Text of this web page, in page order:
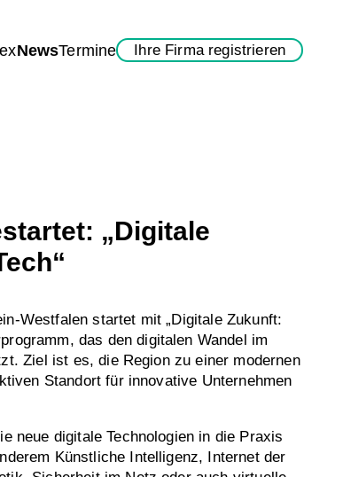
NewsTermine Ihre Firma registrieren
„Digitale
Westfalen startet mit „Digitale Zukunft:
das den digitalen Wandel im
Ziel ist es, die Region zu einer modernen
Standort für innovative Unternehmen
neue digitale Technologien in die Praxis
Künstliche Intelligenz, Internet der